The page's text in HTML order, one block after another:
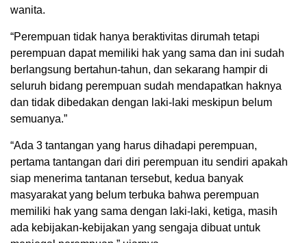
wanita.
“Perempuan tidak hanya beraktivitas dirumah tetapi
perempuan dapat memiliki hak yang sama dan ini sudah
berlangsung bertahun-tahun, dan sekarang hampir di
seluruh bidang perempuan sudah mendapatkan haknya
dan tidak dibedakan dengan laki-laki meskipun belum
semuanya.”
“Ada 3 tantangan yang harus dihadapi perempuan,
pertama tantangan dari diri perempuan itu sendiri apakah
siap menerima tantanan tersebut, kedua banyak
masyarakat yang belum terbuka bahwa perempuan
memiliki hak yang sama dengan laki-laki, ketiga, masih
ada kebijakan-kebijakan yang sengaja dibuat untuk